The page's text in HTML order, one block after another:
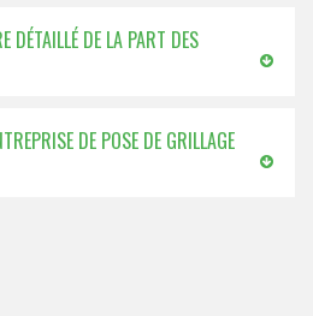
DÉTAILLÉ DE LA PART DES
DE POSE DE GRILLAGE